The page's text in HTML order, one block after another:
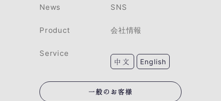
News
Product
Service
SNS
会社情報
中文 English
一般のお客様